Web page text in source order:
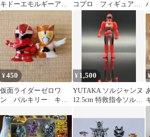
キドーエモルギーアポ
ロン
コプロ フィギュア
キャシャーン テッカ
マンブレード
¥450
仮面ライダーゼロワ
ン バルキリー キラ
レッド ソフビ
¥ 1,500
YUTAKA ソルジャンヌ
12.5cm 特救指令ソルブ